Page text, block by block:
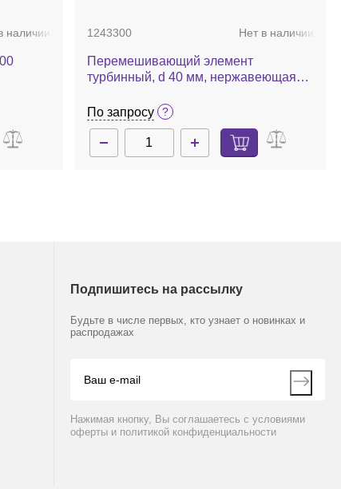
наличии 1243300 Нет в наличии
Перемешивающий элемент
турбинный, d 40 мм, нержавеющая
По запросу
Подпишитесь на рассылку
Будьте в числе первых, кто узнает о новинках и
распродажах
Нажимая кнопку, Вы соглашаетесь с условиями
оферты и политикой конфиденциальности